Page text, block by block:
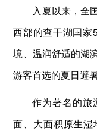
入夏以来，全
西部的查干湖国家
境、温润舒适的湖
游客首选的夏日避
作为著名的旅
面、大面积原生